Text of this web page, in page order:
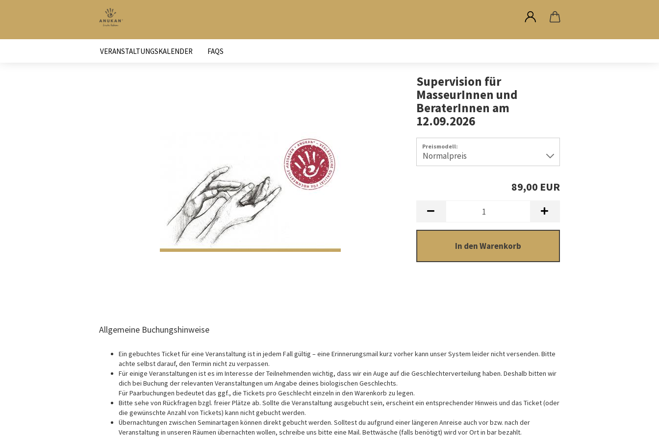
VERANSTALTUNGSKALENDER FAQS
Supervision für
MasseurInnen und
BeraterInnen am
12.09.2026
Preismodell:
89,00 EUR
In den Warenkorb
Allgemeine Buchungshinweise
Ein gebuchtes Ticket für eine Veranstaltung ist in jedem Fall gültig – eine Erinnerungsmail kurz vorher kann unser System leider nicht versenden. Bitte
achte selbst darauf, den Termin nicht zu verpassen.
Für einige Veranstaltungen ist es im Interesse der Teilnehmenden wichtig, dass wir ein Auge auf die Geschlechterverteilung haben. Deshalb bitten wir
dich bei Buchung der relevanten Veranstaltungen um Angabe deines biologischen Geschlechts.
Für Paarbuchungen bedeutet das ggf., die Tickets pro Geschlecht einzeln in den Warenkorb zu legen.
Bitte sehe von Rückfragen bzgl. freier Plätze ab. Sollte die Veranstaltung ausgebucht sein, erscheint ein entsprechender Hinweis und das Ticket (oder
die gewünschte Anzahl von Tickets) kann nicht gebucht werden.
Übernachtungen zwischen Seminartagen können direkt gebucht werden. Solltest du aufgrund einer längeren Anreise auch vor bzw. nach der
Veranstaltung in unseren Räumen übernachten wollen, schreibe uns bitte eine Mail. Bettwäsche (falls benötigt) wird vor Ort in bar bezahlt.